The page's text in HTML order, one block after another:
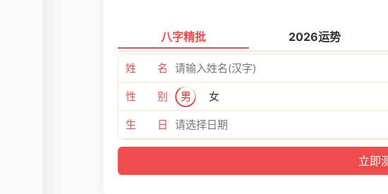
八字精批 2026运势
姓 名
性 别 男 女
生 日